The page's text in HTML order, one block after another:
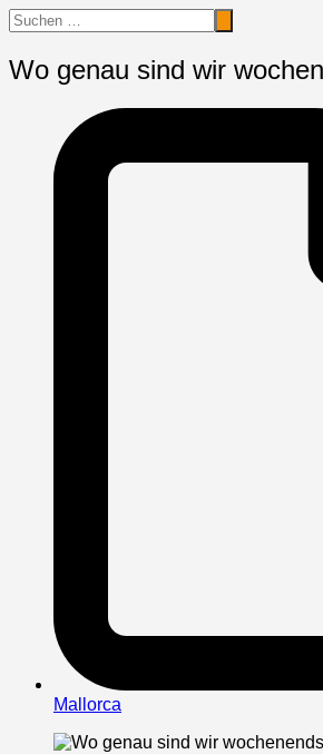
Wo genau sind wir
Mallorca